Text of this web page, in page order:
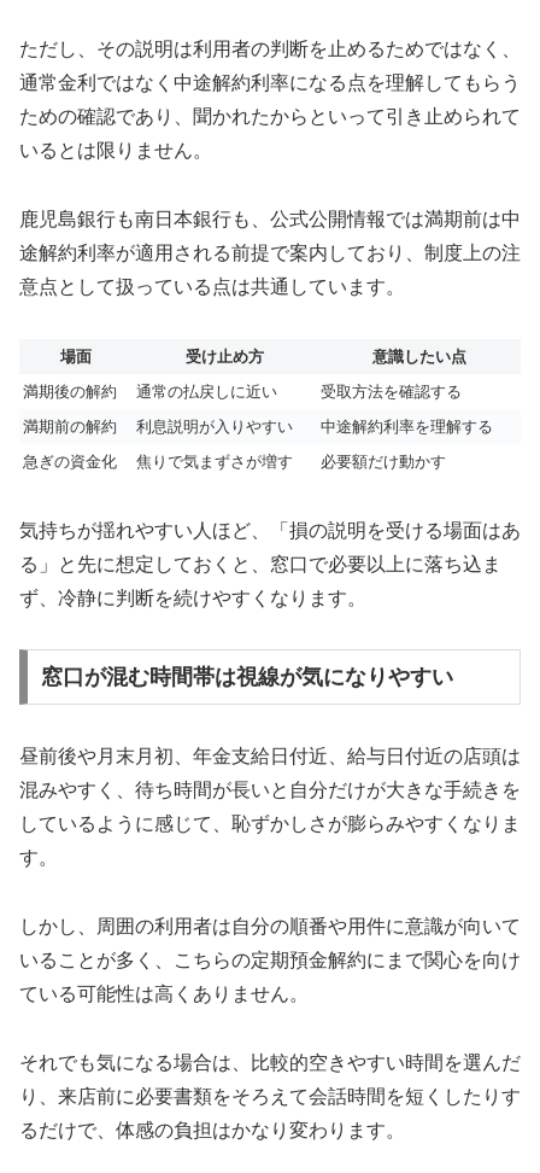
ただし、その説明は利用者の判断を止めるためではなく、
通常金利ではなく中途解約利率になる点を理解してもらう
ための確認であり、聞かれたからといって引き止められて
いるとは限りません。
鹿児島銀行も南日本銀行も、公式公開情報では満期前は中
途解約利率が適用される前提で案内しており、制度上の注
意点として扱っている点は共通しています。
場面 受け止め方
意識したい点
満期後の解約
通常の払戻しに近い
受取方法を確認する
満期前の解約
利息説明が入りやすい
中途解約利率を理解する
急ぎの資金化
焦りで気まずさが増す 必要額だけ動かす
気持ちが揺れやすい人ほど、「損の説明を受ける場面はあ
る」と先に想定しておくと、窓口で必要以上に落ち込ま
ず、冷静に判断を続けやすくなります。
窓口が混む時間帯は視線が気になりやすい
昼前後や月末月初、年金支給日付近、給与日付近の店頭は
混みやすく、待ち時間が長いと自分だけが大きな手続きを
しているように感じて、恥ずかしさが膨らみやすくなりま
す。
しかし、周囲の利用者は自分の順番や用件に意識が向いて
いることが多く、こちらの定期預金解約にまで関心を向け
ている可能性は高くありません。
それでも気になる場合は、比較的空きやすい時間を選んだ
り、来店前に必要書類をそろえて会話時間を短くしたりす
るだけで、体感の負担はかなり変わります。